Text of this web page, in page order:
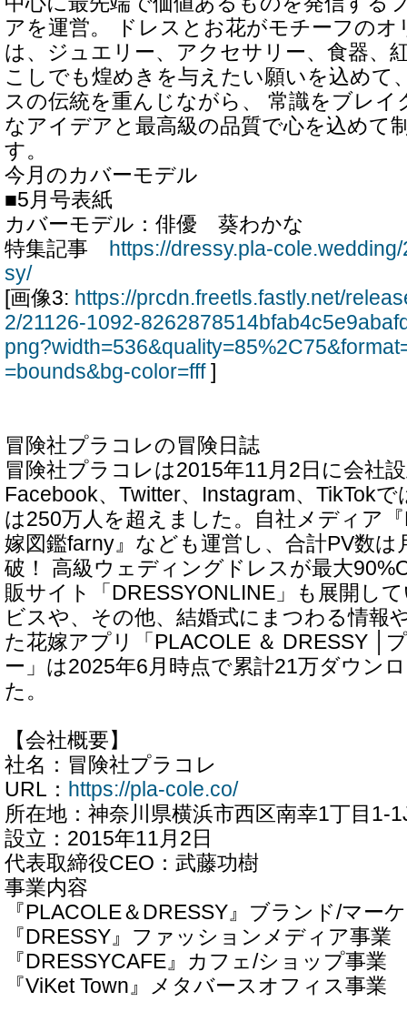
アを運営。 ドレスとお花がモチーフの
は、ジュエリー、アクセサリー、食器、
こしでも煌めきを与えたい願いを込めて
スの伝統を重んじながら、 常識をブレイ
なアイデアと最高級の品質で心を込めて
す。
今月のカバーモデル
■5月号表紙
カバーモデル：俳優 葵わかな
特集記事
https://dressy.pla-
sy/
[画像3: https://prcdn.freetls.fastly.net/
2/21126-1092-
=bounds&bg-color=fff]
冒険社プラコレの冒険日誌
冒険社プラコレは2015年11月2日に会社
Facebook、Twitter、Instagram、TikTok
は250万人を超えました。自社メディア
嫁図鑑farny』なども運営し、合計PV数は
破！ 高級ウェディングドレスが最大
販サイト「DRESSYONLINE」も展開し
ビスや、その他、結婚式にまつわる情報
た花嫁アプリ「PLACOLE ＆ DRESSY │
ー」は2025年6月時点で累計21万ダウン
た。
【会社概要】
社名：冒険社プラコレ
URL： https://pla-cole.co/
所在地：神奈川県横浜市西区南幸1丁目1-
設立：2015年11月2日
代表取締役CEO：武藤功樹
事業内容
『PLACOLE＆DRESSY』ブランド/マー
『DRESSY』ファッションメディア事業
『DRESSYCAFE』カフェ/ショップ事業
『ViKet Town』メタバースオフィス事業